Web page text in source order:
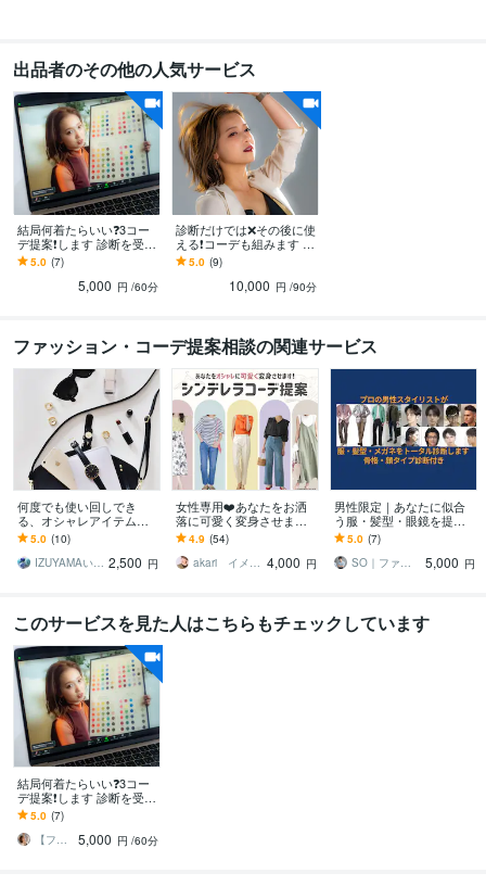
出品者のその他の人気サービス
結局何着たらいい❓3コー
デ提案❗️します 診断を受け
たけど結局何を着ればい
いのか分からない…そん
5.0 (7)
5,000 円 /60分
診断だけでは❌その後に使
える❗️コーデも組みます オ
ンライン診断で満足度◎
ファッションコーデ3パタ
ーン付き！
5.0 (9)
10,000 円 /90分
ファッション・コーデ提案相談の関連サービス
何度でも使い回しでき
る、オシャレアイテムを
教えます もうコーデで悩
まない！初心者でもオシ
ャレに見せるコツを大暴
5.0 (10)
IZUYAMAいずやま 2,500 円
女性専用❤️あなたをお洒
落に可愛く変身させます
❤️ファッションのプロが
「あなたに服の魔法」を
かけます❤️
4.9 (54)
akari イメコンスタイリスト 4,000 円
男性限定｜あなたに似合
う服・髪型・眼鏡を提案
します 写真を送るだけで
「似合う」を知れる新サ
ービス
5.0 (7)
SO｜ファッションスタイリスト
5,000 円
このサービスを見た人はこちらもチェックしています
結局何着たらいい❓3コー
デ提案❗️します 診断を受け
たけど結局何を着ればい
いのか分からない…そん
な方へ
5.0 (7)
【ファッションコーディネート】Erica
5,000 円 /60分